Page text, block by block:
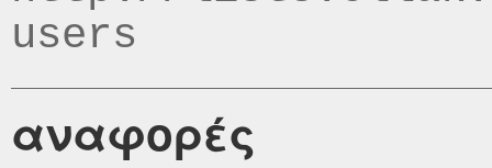
users
αναφορές